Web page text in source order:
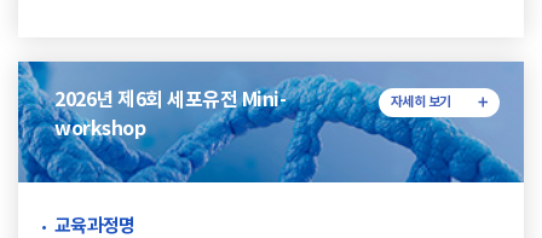
2026년 제6회 세포유전 Mini-
workshop
자세히 보기
교육과정명